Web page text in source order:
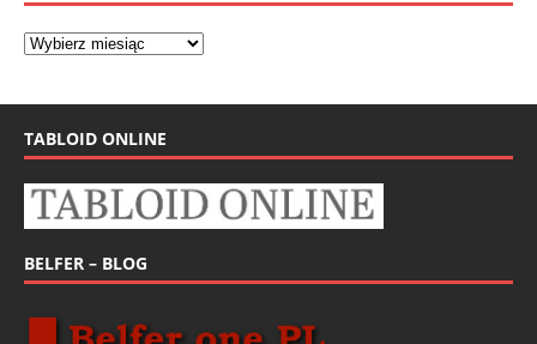
TABLOID ONLINE
BELFER – BLOG